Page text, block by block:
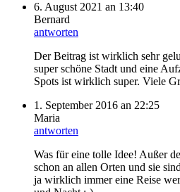
6. August 2021 an 13:40
Bernard
antworten
Der Beitrag ist wirklich sehr
super schöne Stadt und eine
Spots ist wirklich super. Viele
1. September 2016 an 22:25
Maria
antworten
Was für eine tolle Idee! Außer
schon an allen Orten und sie
ja wirklich immer eine Reise